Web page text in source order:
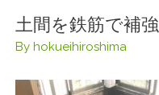
土間を鉄筋で補強
Byhokueihiroshima